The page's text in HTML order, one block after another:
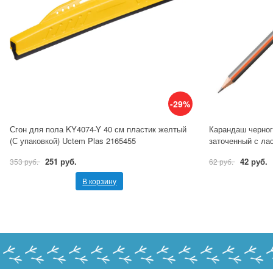
-29%
Сгон для пола KY4074-Y 40 см пластик желтый
(С упаковкой) Uctem Plas 2165455
353 руб. 251 руб.
В корзину
Карандаш
заточенный с
62 руб. 42 руб.